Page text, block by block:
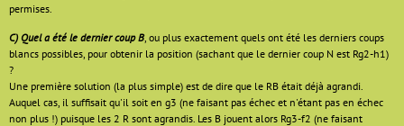
permises.
C) Quel a été le dernier coup B, ou plus exactement quels ont été les derniers coups
blancs possibles, pour obtenir la position (sachant que le dernier coup N est Rg2-h1)
?
Une première solution (la plus simple) est de dire que le RB était déjà agrandi.
Auquel cas, il suffisait qu'il soit en g3 (ne faisant pas échec et n'étant pas en échec
non plus !) puisque les 2 R sont agrandis. Les B jouent alors Rg3-f2 (ne faisant